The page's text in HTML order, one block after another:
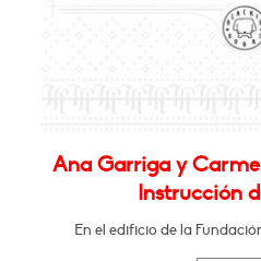
Ana Garriga y
Instrucción
En el edificio de la